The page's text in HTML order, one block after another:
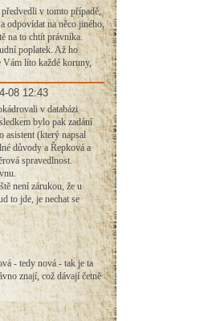
v tomto případě,
odpovídat na něco jiného,
na to chtít právníka.
poplatek. Až ho
líto každé koruny,
08 12:43
v databázi
bylo pak zadání
asistent (který napsal
důvody a Řepková a
spravedlnost.
není zárukou, že u
to jde, je nechat se
- tedy nová - tak je ta
znají, což dávají četně